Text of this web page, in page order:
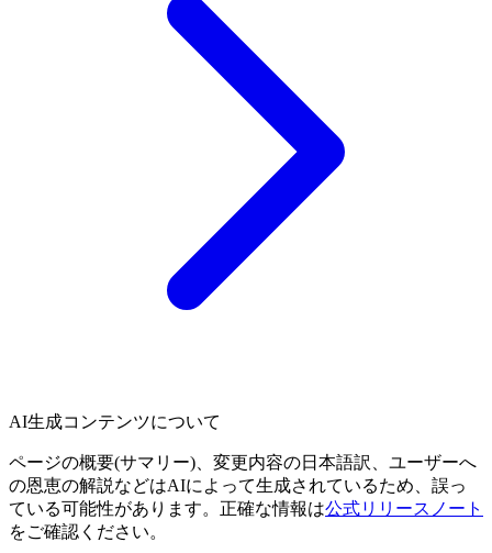
AI生成コンテンツについて
ページの概要(サマリー)、変更内容の日本語訳、ユーザーへ
の恩恵の解説などはAIによって生成されているため、誤っ
ている可能性があります。正確な情報は公式リリースノート
をご確認ください。